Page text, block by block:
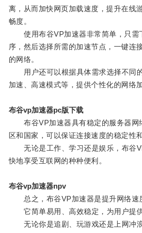
离，从而加快网页加载速度，提升在线
畅度。
使用布谷VP加速器非常简单，只需
序，然后选择所需的加速节点，一键连
的网络。
用户还可以根据具体需求选择不同
加速、高速模式等，提供个性化的网络
布谷vp加速器pc版下载
布谷VP加速器具有稳定的服务器网
区和国家，可以保证连接速度的稳定性
无论是工作、学习还是娱乐，布谷
快地享受互联网的种种便利。
布谷vp加速器npv
总之，布谷VP加速器是提升网络速
它简单易用、高效稳定，为用户提供
无论你是追剧、玩游戏还是上网冲